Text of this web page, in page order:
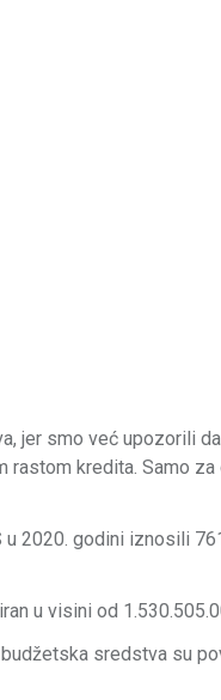
jer smo već upozorili
rastom kredita. Samo za
2020. godini iznosili
u visini od
sredstva su